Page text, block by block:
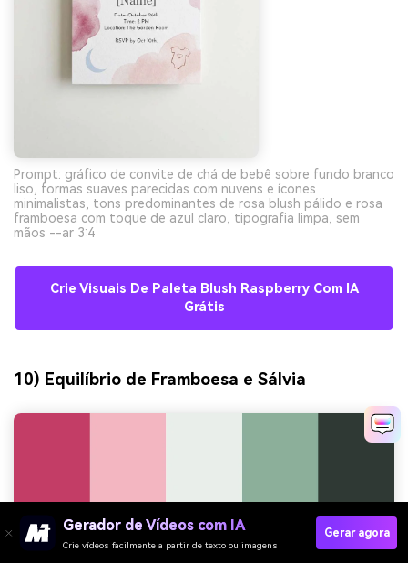
Prompt: gráfico de convite de chá de bebê sobre fundo branco
liso, formas suaves parecidas com nuvens e ícones
minimalistas, tons predominantes de rosa blush pálido e rosa
framboesa com toque de azul claro, tipografia limpa, sem
mãos --ar 3:4
Crie Visuais De Paleta Blush Raspberry Com IA
Grátis
10) Equilíbrio de Framboesa e Sálvia
Gerador de Vídeos com IA
Crie vídeos facilmente a partir de texto ou imagens
Gerar agora